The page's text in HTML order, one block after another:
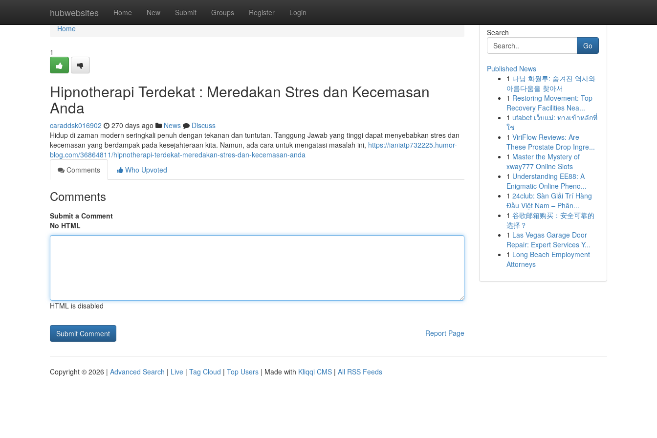
hubwebsites Home New Submit Groups Register Login
Home
Home
1
Hipnotherapi Terdekat : Meredakan Stres dan Kecemasan
Anda
caraddsk016902 270 days ago News
Discuss
Hidup di zaman modern seringkali penuh dengan tekanan dan tuntutan. Tanggung Jawab yang tinggi dapat menyebabkan stres dan
kecemasan yang berdampak pada kesejahteraan kita. Namun, ada cara untuk mengatasi masalah ini, https://ianiatp732225.humor-
blog.com/36864811/hipnotherapi-terdekat-meredakan-stres-dan-kecemasan-anda
Comments
Who Upvoted
Comments
Submit a Comment
No HTML
HTML is disabled
Report Page
Search
Go
Published News
1 다낭 화월루: 숨겨진 역사와
아름다움을 찾아서
1 Restoring Movement: Top
Recovery Facilities Nea...
1 ufabet เว็บแม่: ทางเข้าหลักที่
ใช่
1 ViriFlow Reviews: Are
These Prostate Drop Ingre...
1 Master the Mystery of
xway777 Online Slots
1 Understanding EE88: A
Enigmatic Online Pheno...
1 24club: Sàn Giải Trí Hàng
Đầu Việt Nam – Phân...
1 谷歌邮箱购买：安全可靠的
选择？
1 Las Vegas Garage Door
Repair: Expert Services Y...
1 Long Beach Employment
Attorneys
Copyright © 2026 | Advanced Search | Live | Tag Cloud | Top Users | Made with Kliqqi CMS | All RSS Feeds